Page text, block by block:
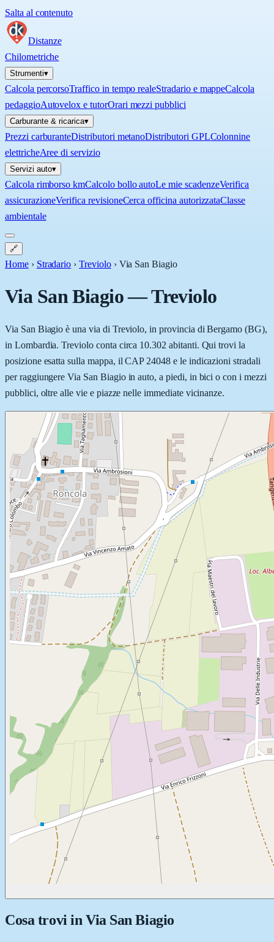
Salta al contenuto
Distanze
Chilometriche
Strumenti▾
Calcola percorsoTraffico in tempo realeStradario e mappeCalcola
pedaggioAutovelox e tutorOrari mezzi pubblici
Carburante & ricarica▾
Prezzi carburanteDistributori metanoDistributori GPLColonnine
elettricheAree di servizio
Servizi auto▾
Calcola rimborso kmCalcolo bollo autoLe mie scadenzeVerifica
assicurazioneVerifica revisioneCerca officina autorizzataClasse
ambientale
🔗
Home › Stradario › Treviolo › Via San Biagio
Via San Biagio—Treviolo
Via San Biagio è una via di Treviolo, in provincia di Bergamo (BG),
in Lombardia. Treviolo conta circa 10.302 abitanti. Qui trovi la
posizione esatta sulla mappa, il CAP 24048 e le indicazioni stradali
per raggiungere Via San Biagio in auto, a piedi, in bici o con i mezzi
pubblici, oltre alle vie e piazze nelle immediate vicinanze.
Cosa trovi in Via San Biagio